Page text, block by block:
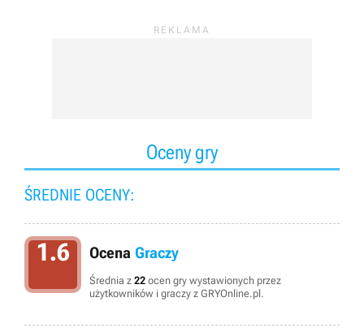
Oceny gry
ŚREDNIE OCENY:
1.6 Ocena Graczy
Średnia z 22 ocen gry wystawionych przez
użytkowników i graczy z GRYOnline.pl.